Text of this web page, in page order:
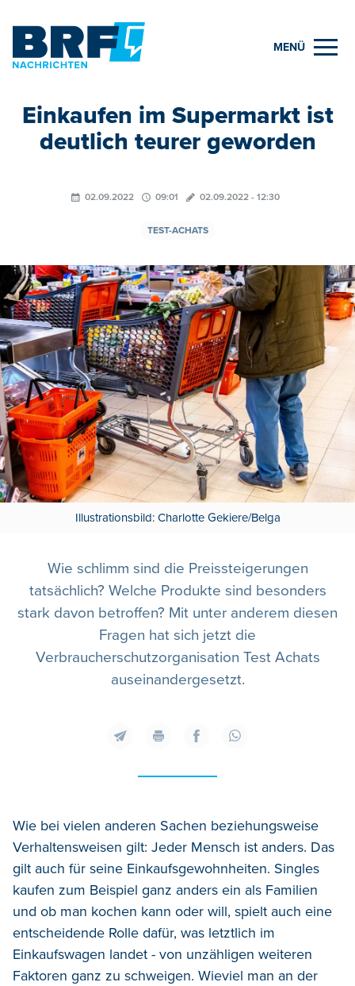
MENÜ
Einkaufen im Supermarkt ist
deutlich teurer geworden
02.09.2022 09:01 02.09.2022 - 12:30
TEST-ACHATS
Illustrationsbild: Charlotte Gekiere/Belga
Wie schlimm sind die Preissteigerungen
tatsächlich? Welche Produkte sind besonders
stark davon betroffen? Mit unter anderem diesen
Fragen hat sich jetzt die
Verbraucherschutzorganisation Test Achats
auseinandergesetzt.
Wie bei vielen anderen Sachen beziehungsweise
Verhaltensweisen gilt: Jeder Mensch ist anders. Das
gilt auch für seine Einkaufsgewohnheiten. Singles
kaufen zum Beispiel ganz anders ein als Familien
und ob man kochen kann oder will, spielt auch eine
entscheidende Rolle dafür, was letztlich im
Einkaufswagen landet - von unzähligen weiteren
Faktoren ganz zu schweigen. Wieviel man an der